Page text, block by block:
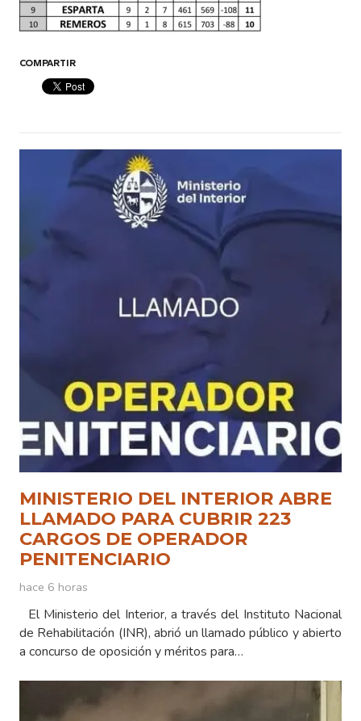
COMPARTIR
MINISTERIO DEL INTERIOR ABRE
LLAMADO PARA CUBRIR 223
CARGOS DE OPERADOR
PENITENCIARIO
hace 6 horas
El Ministerio del Interior, a través del Instituto Nacional
de Rehabilitación (INR), abrió un llamado público y abierto
a concurso de oposición y méritos para…